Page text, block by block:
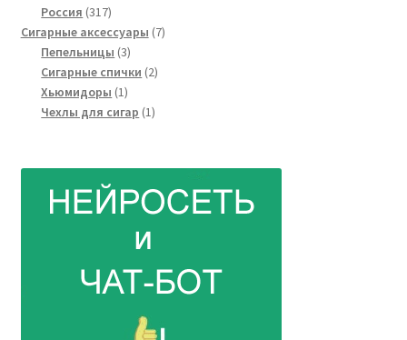
товаров
Россия 317317
товаров
Сигарные аксессуары 77
Пепельницы 33
товара
Сигарные спички 22
Хьюмидоры 11
товар
Чехлы для сигар 11